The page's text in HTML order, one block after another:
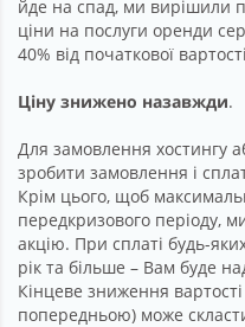
йде на спад, ми вирішили
ціни на послуги оренди
40% від початкової
Ціну знижено назавжди.
Для замовлення хостингу
зробити замовлення і
Крім цього, щоб
передкризового періоду,
акцію. При сплаті будь-
рік та більше – Вам буде
Кінцеве зниження
попередньою) може